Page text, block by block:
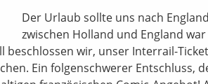
Der Urlaub sollte uns nach
zwischen Holland und England
beschlossen wir, unser Interrail-
Ein folgenschwerer Entschluss,